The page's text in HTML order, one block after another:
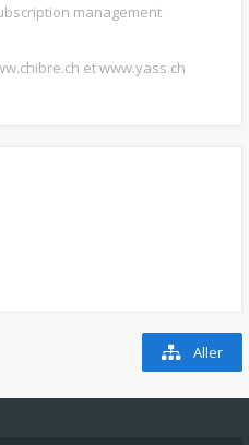
management
et www.yass.ch
Aller